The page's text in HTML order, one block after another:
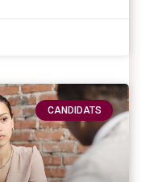
CANDIDATS